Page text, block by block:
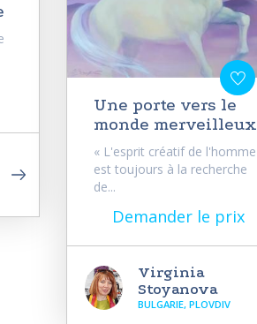
Une porte vers le
monde merveilleux
« L'esprit créatif de l'homme
est toujours à la recherche
de...
Demander le prix
Virginia
Stoyanova
BULGARIE, PLOVDIV